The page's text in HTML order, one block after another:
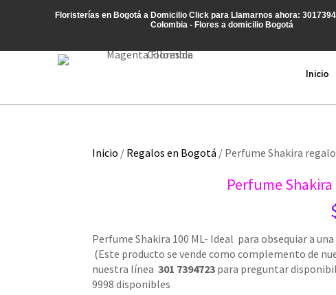
Floristerías en Bogotá a Domicilio Click para Llamarnos ahora:
Colombia - Flores a domicilio Bogotá
Inicio
Inicio / Regalos en Bogotá / Perfume Shakira
Perfume
Perfume Shakira 100 ML- Ideal para obsequiar a
(Este producto se vende como complemento de
nuestra línea301 7394723 para preguntar
9998 disponibles